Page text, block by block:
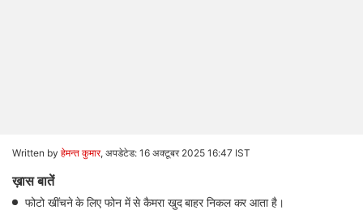
Written by हेमन्त कुमार, अपडेटेड: 16 अक्टूबर 2025 16:47 IST
ख़ास बातें
फोटो खींचने के लिए फोन में से कैमरा खुद बाहर निकल कर आता है।